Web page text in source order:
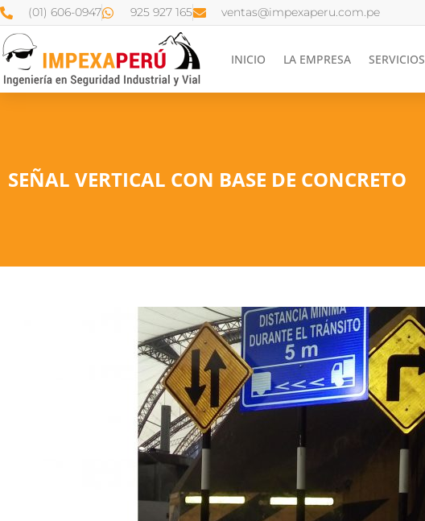
(01) 606-0947 925 927 165 ventas@impexaperu.com.pe
INICIO LA EMPRESA SERVICIOS
SEÑAL VERTICAL CON BASE DE CONCRETO